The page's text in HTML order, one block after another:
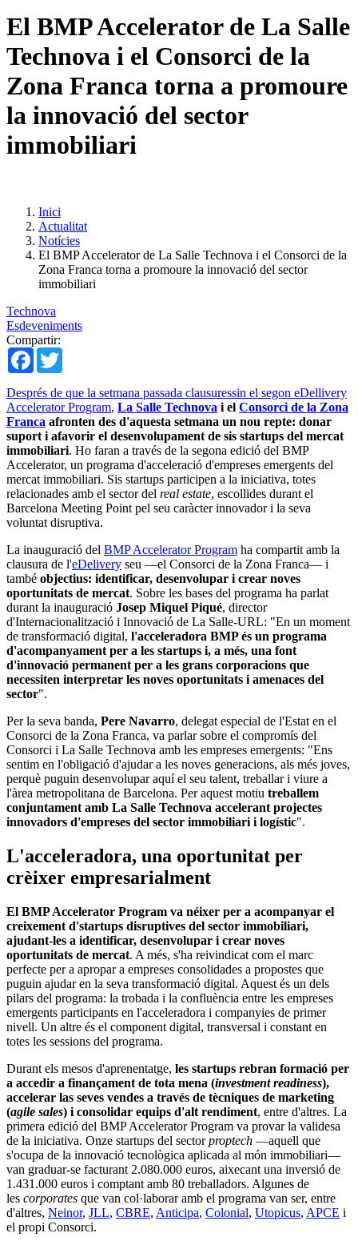
El BMP Accelerator de La Salle
Technova i el Consorci de la
Zona Franca torna a promoure
la innovació del sector
immobiliari
Inici
Actualitat
Notícies
El BMP Accelerator de La Salle Technova i el Consorci de la
Zona Franca torna a promoure la innovació del sector
immobiliari
Technova
Esdeveniments
Compartir:
Facebook
Després de que la setmana passada clausuressin el segon eDellivery
Accelerator Program, La Salle Technova i el Consorci de la Zona
Franca afronten des d'aquesta setmana un nou repte: donar
suport i afavorir el desenvolupament de sis startups del mercat
immobiliari. Ho faran a través de la segona edició del BMP
Accelerator, un programa d'acceleració d'empreses emergents del
mercat immobiliari. Sis startups participen a la iniciativa, totes
relacionades amb el sector del real estate, escollides durant el
Barcelona Meeting Point pel seu caràcter innovador i la seva
voluntat disruptiva.
La inauguració del BMP Accelerator Program ha compartit amb la
clausura de l'eDelivery seu —el Consorci de la Zona Franca— i
també objectius: identificar, desenvolupar i crear noves
oportunitats de mercat. Sobre les bases del programa ha parlat
durant la inauguració Josep Miquel Piqué, director
d'Internacionalització i Innovació de La Salle-URL: "En un moment
de transformació digital, l'acceleradora BMP és un programa
d'acompanyament per a les startups i, a més, una font
d'innovació permanent per a les grans corporacions que
necessiten interpretar les noves oportunitats i amenaces del
sector".
Per la seva banda, Pere Navarro, delegat especial de l'Estat en el
Consorci de la Zona Franca, va parlar sobre el compromís del
Consorci i La Salle Technova amb les empreses emergents: "Ens
sentim en l'obligació d'ajudar a les noves generacions, als més joves,
perquè puguin desenvolupar aquí el seu talent, treballar i viure a
l'àrea metropolitana de Barcelona. Per aquest motiu treballem
conjuntament amb La Salle Technova accelerant projectes
innovadors d'empreses del sector immobiliari i logístic".
L'acceleradora, una oportunitat per
crèixer empresarialment
El BMP Accelerator Program va néixer per a acompanyar el
creixement d'startups disruptives del sector immobiliari,
ajudant-les a identificar, desenvolupar i crear noves
oportunitats de mercat. A més, s'ha reivindicat com el marc
perfecte per a apropar a empreses consolidades a propostes que
puguin ajudar en la seva transformació digital. Aquest és un dels
pilars del programa: la trobada i la confluència entre les empreses
emergents participants en l'acceleradora i companyies de primer
nivell. Un altre és el component digital, transversal i constant en
totes les sessions del programa.
Durant els mesos d'aprenentatge, les startups rebran formació per
a accedir a finançament de tota mena (investment readiness),
accelerar las seves vendes a través de tècniques de marketing
(agile sales) i consolidar equips d'alt rendiment, entre d'altres. La
primera edició del BMP Accelerator Program va provar la validesa
de la iniciativa. Onze startups del sectorproptech —aquell que
s'ocupa de la innovació tecnològica aplicada al món immobiliari—
van graduar-se facturant 2.080.000 euros, aixecant una inversió de
1.431.000 euros i comptant amb 80 treballadors. Algunes de
les corporates que van col·laborar amb el programa van ser, entre
d'altres, Neinor, JLL, CBRE, Anticipa, Colonial, Utopicus, APCE i
el propi Consorci.